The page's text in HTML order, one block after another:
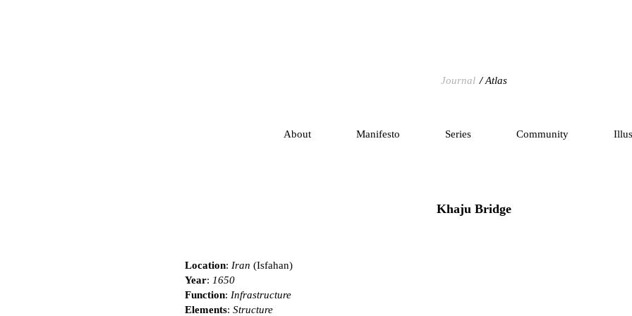
Journal Atlas
About Manifesto Series Community
Khaju Bridge
Location: Iran (Isfahan)
Year: 1650
Function: Infrastructure
Elements: Structure